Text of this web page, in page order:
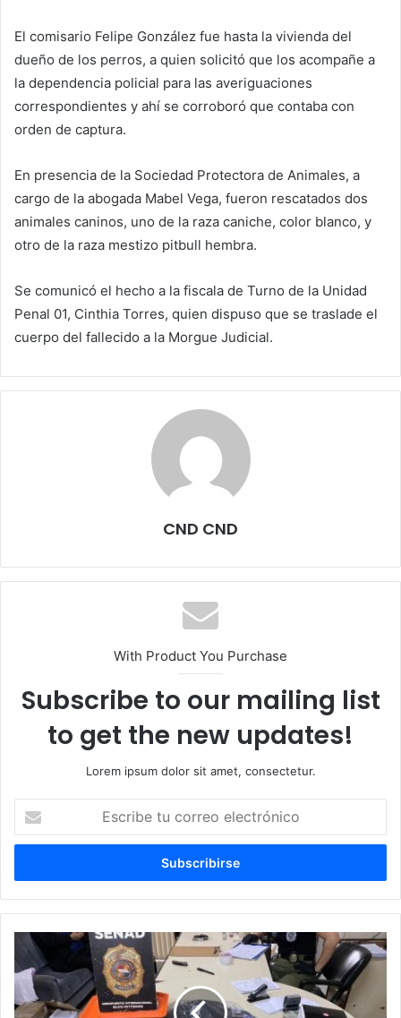
El comisario Felipe González fue hasta la vivienda del
dueño de los perros, a quien solicitó que los acompañe a
la dependencia policial para las averiguaciones
correspondientes y ahí se corroboró que contaba con
orden de captura.
En presencia de la Sociedad Protectora de Animales, a
cargo de la abogada Mabel Vega, fueron rescatados dos
animales caninos, uno de la raza caniche, color blanco, y
otro de la raza mestizo pitbull hembra.
Se comunicó el hecho a la fiscala de Turno de la Unidad
Penal 01, Cinthia Torres, quien dispuso que se traslade el
cuerpo del fallecido a la Morgue Judicial.
CND CND
With Product You Purchase
Subscribe to our mailing list
to get the new updates!
Lorem ipsum dolor sit amet, consectetur.
c
i
b
u
c
r